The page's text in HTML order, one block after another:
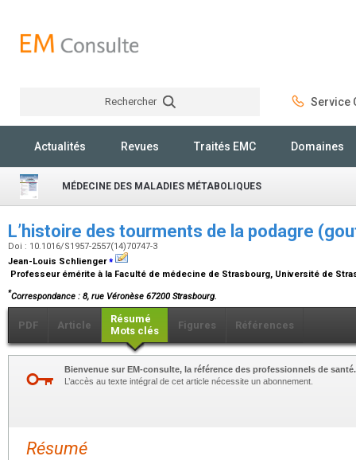
Rechercher Service
Actualités Revues Traités EMC Domaines
MÉDECINE DES MALADIES MÉTABOLIQUES
L’histoire des tourments de la podagre
Doi : 10.1016/S1957-2557(14)70747-3
Jean-Louis Schlienger⁎
Professeur émérite à la Faculté de médecine de Strasbourg, Université de
*Correspondance : 8, rue Véronèse 67200 Strasbourg.
PDF Article
Résumé
Mots clés
Figures Références
Bienvenue sur EM-consulte, la référence des professionnels de santé.
L’accès au texte intégral de cet article nécessite un abonnement.
Résumé